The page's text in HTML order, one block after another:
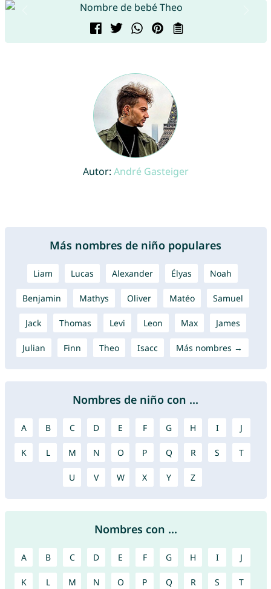
Autor: André Gasteiger
Más nombres de niño populares
Liam Lucas Alexander Élyas Noah
Benjamin Mathys Oliver Matéo Samuel
Jack Thomas Levi Leon Max James
Julian Finn Theo Isacc Más nombres →
Nombres de niño con ...
A B C D E F G H I J
K L M N O P Q R S T
U V W X Y Z
Nombres con ...
A B C D E F G H I J
K L M N O P Q R S T